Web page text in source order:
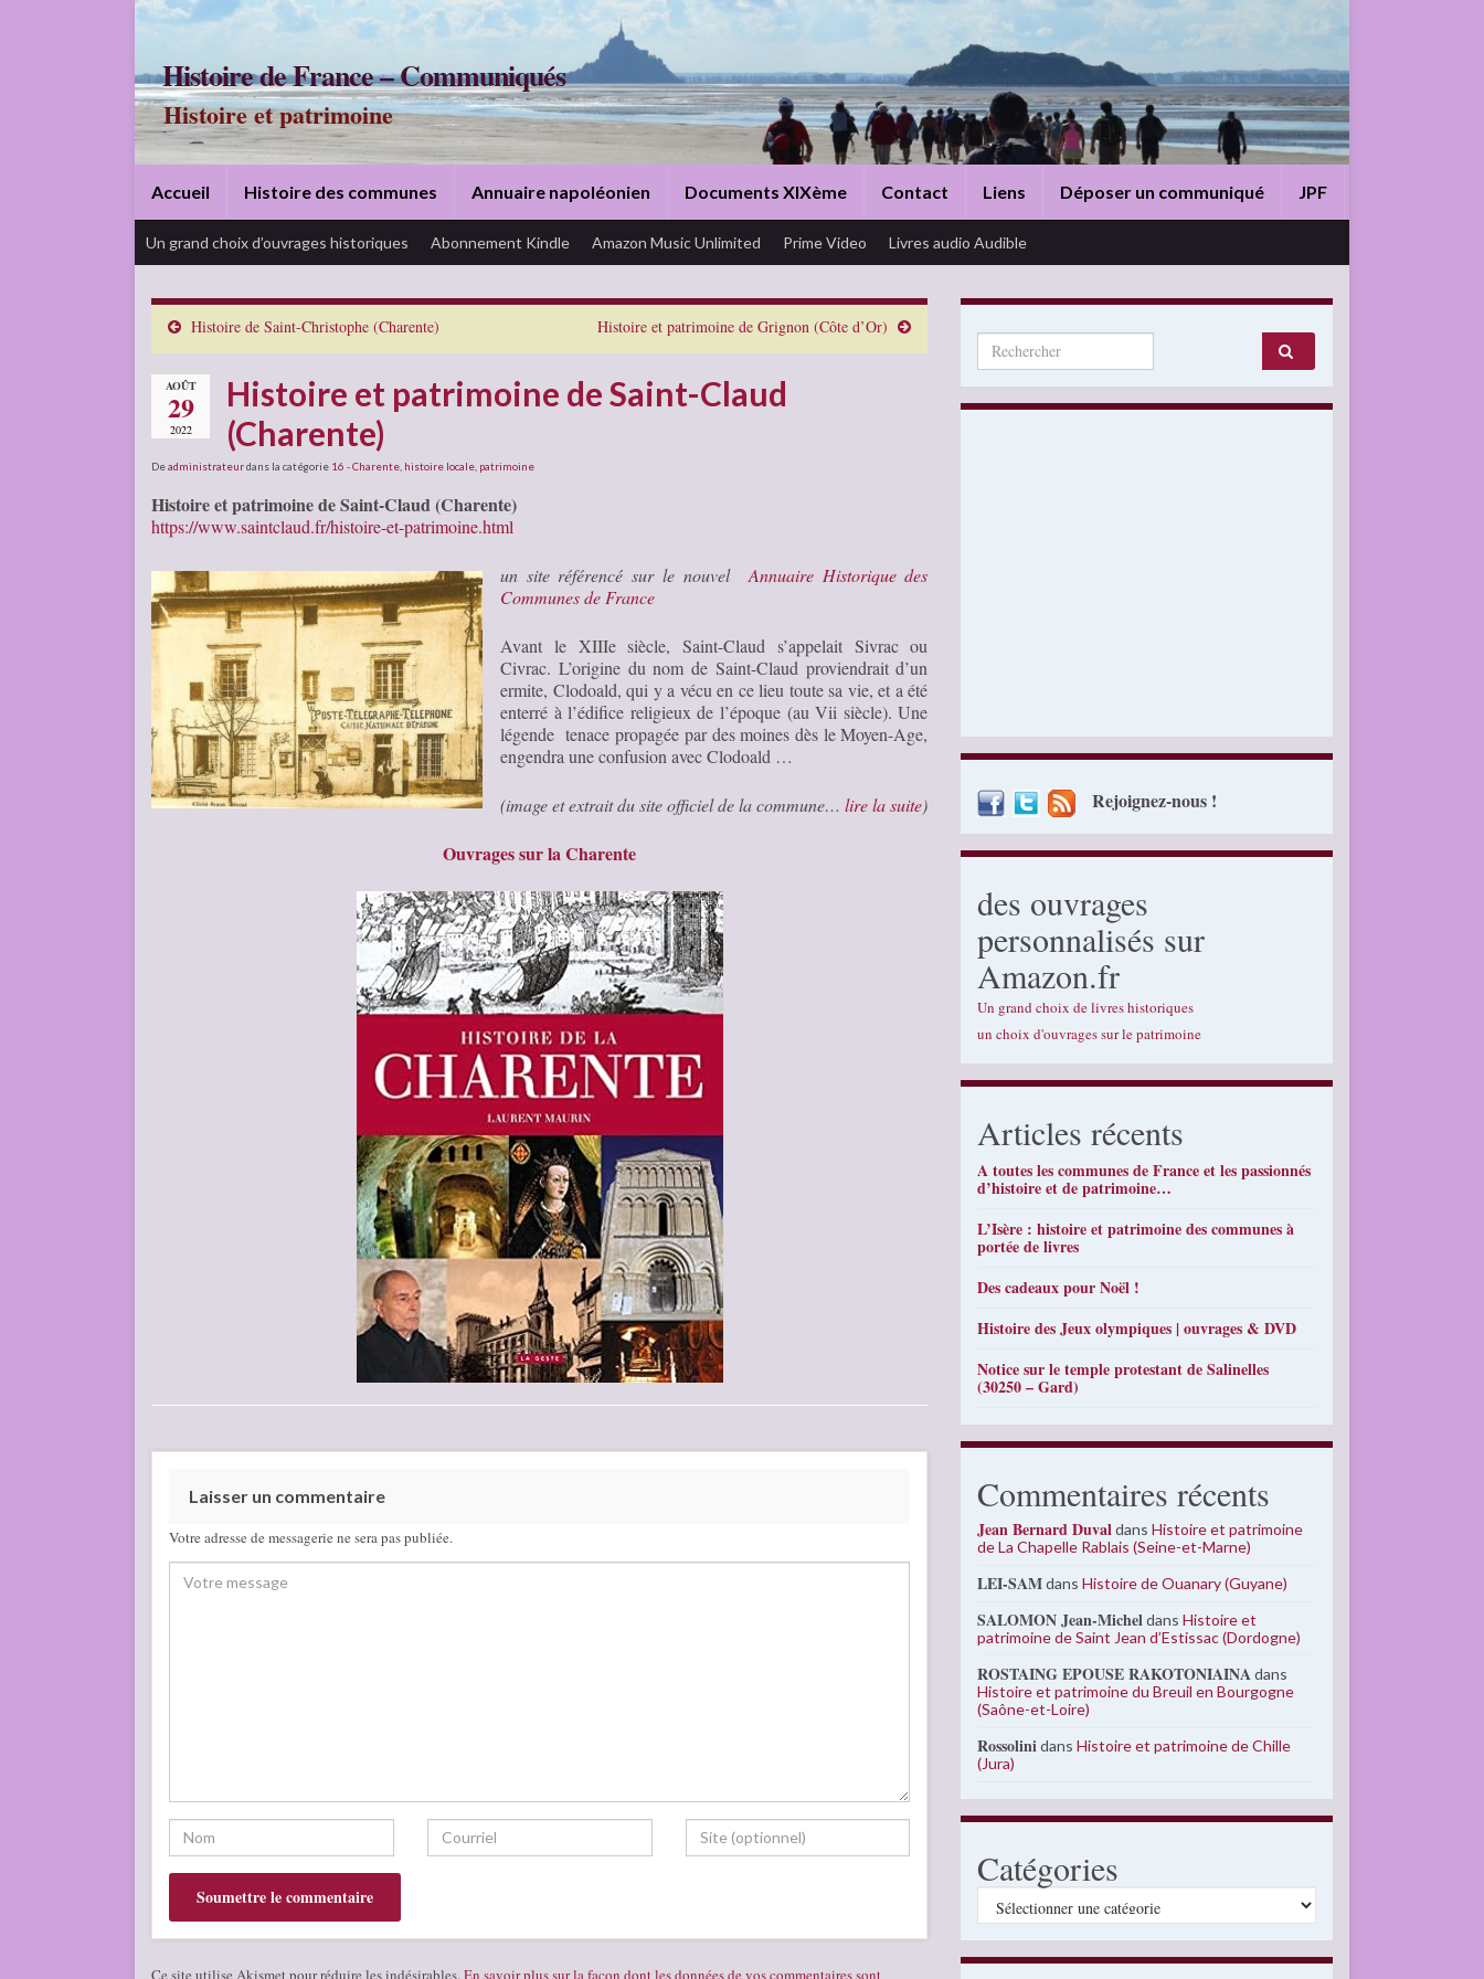
Histoire de France – Communiqués
Histoire et patrimoine
Accueil Histoire des communes Annuaire napoléonien Documents XIXème Contact Liens Déposer un communiqué JPF
Un grand choix d’ouvrages historiques Abonnement Kindle Amazon Music Unlimited Prime Video Livres audio Audible
Histoire de Saint-Christophe (Charente) Histoire et patrimoine de Grignon (Côte d’Or)
AOÛT
29
2022
Histoire et patrimoine de Saint-Claud
(Charente)
Deadministrateurdans la catégorie 16 - Charente histoire locale patrimoine
Histoire et patrimoine de Saint-Claud (Charente)
https://www.saintclaud.fr/histoire-et-patrimoine.html
un site référencé sur le nouvel Annuaire Historique des
Communes de France
Avant le XIIIe siècle, Saint-Claud s’appelait ​Sivrac ou
Civrac. L’origine du nom de Saint-Claud proviendrait d’un
ermite, Clodoald, qui y a vécu en ce lieu toute sa vie, et a été
enterré à l’édifice religieux de l’époque (au Vii siècle). Une
légende tenace propagée par des moines dès le Moyen-Age,
engendra une confusion avec Clodoald …
(image et extrait du site officiel de la commune… lire la suite)
Ouvrages sur la Charente
Laisser un commentaire
Votre adresse de messagerie ne sera pas publiée.
Ce site utilise Akismet pour réduire les indésirables. En savoir plus sur la façon dont les données de vos commentaires sont
Search for:
Rejoignez-nous !
des ouvrages
personnalisés sur
Amazon.fr
Un grand choix de livres historiques
un choix d'ouvrages sur le patrimoine
Articles récents
A toutes les communes de France et les passionnés
d’histoire et de patrimoine…
L’Isère : histoire et patrimoine des communes à
portée de livres
Des cadeaux pour Noël !
Histoire des Jeux olympiques | ouvrages & DVD
Notice sur le temple protestant de Salinelles
(30250 – Gard)
Commentaires récents
Jean Bernard DuvaldansHistoire et patrimoine
de La Chapelle Rablais (Seine-et-Marne)
LEI-SAMdansHistoire de Ouanary (Guyane)
SALOMON Jean-MicheldansHistoire et
patrimoine de Saint Jean d’Estissac (Dordogne)
ROSTAING EPOUSE RAKOTONIAINAdans
Histoire et patrimoine du Breuil en Bourgogne
(Saône-et-Loire)
RossolinidansHistoire et patrimoine de Chille
(Jura)
Catégories
Catégories